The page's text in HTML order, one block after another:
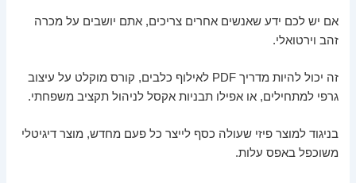
אם יש לכם ידע שאנשים אחרים צריכים, אתם יושבים על מכרה
זהב וירטואלי.
זה יכול להיות מדריך PDF לאילוף כלבים, קורס מוקלט על עיצוב
גרפי למתחילים, או אפילו תבניות אקסל לניהול תקציב משפחתי.
בניגוד למוצר פיזי שעולה כסף לייצר כל פעם מחדש, מוצר דיגיטלי
משוכפל באפס עלות.